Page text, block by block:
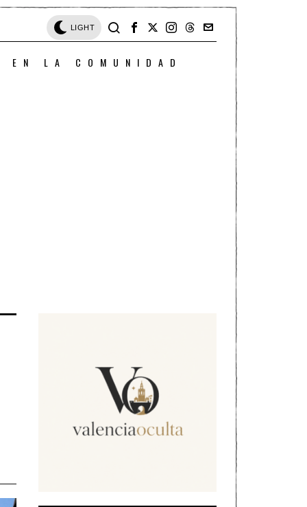
LIGHT
LA COMUNIDAD